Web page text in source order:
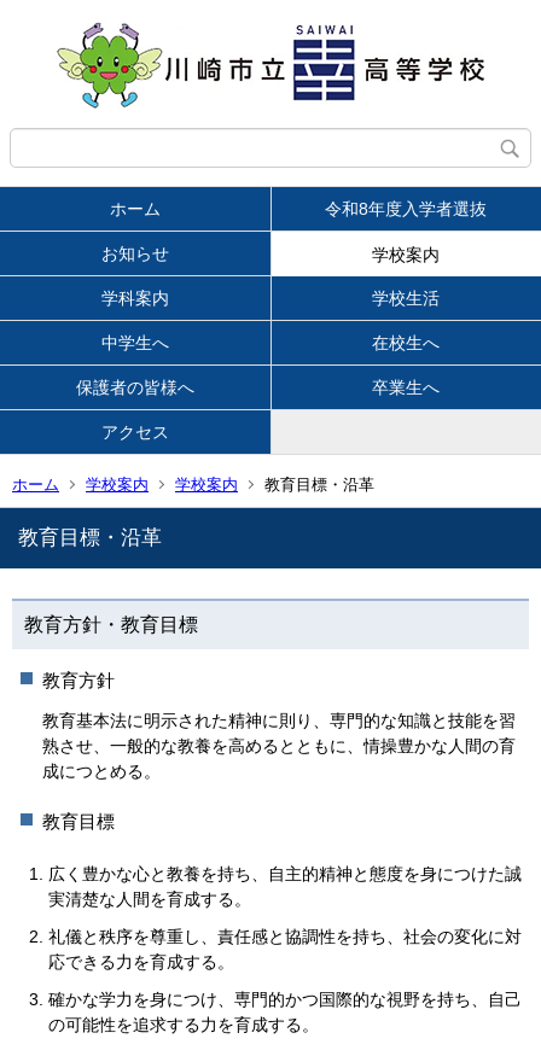
ホーム 令和8年度入学者選抜
お知らせ 学校案内
学科案内 学校生活
中学生へ 在校生へ
保護者の皆様へ 卒業生へ
アクセス
ホーム 学校案内 学校案内 教育目標・沿革
教育目標・沿革
教育方針・教育目標
教育方針
教育基本法に明示された精神に則り、専門的な知識と技能を習
熟させ、一般的な教養を高めるとともに、情操豊かな人間の育
成につとめる。
教育目標
広く豊かな心と教養を持ち、自主的精神と態度を身につけた誠
実清楚な人間を育成する。
礼儀と秩序を尊重し、責任感と協調性を持ち、社会の変化に対
応できる力を育成する。
確かな学力を身につけ、専門的かつ国際的な視野を持ち、自己
の可能性を追求する力を育成する。